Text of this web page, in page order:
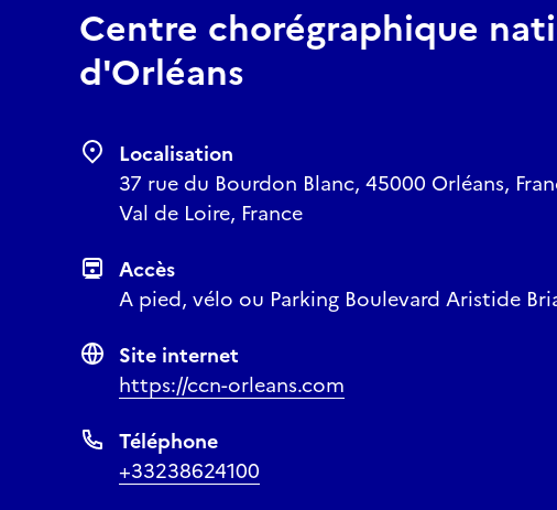
Centre chorégraphique
d'Orléans
Localisation
37 rue du Bourdon Blanc, 45000 Orléans,
Val de Loire, France
Accès
A pied, vélo ou Parking Boulevard Aristide
Site internet
https://ccn-orleans.com
Téléphone
+33238624100